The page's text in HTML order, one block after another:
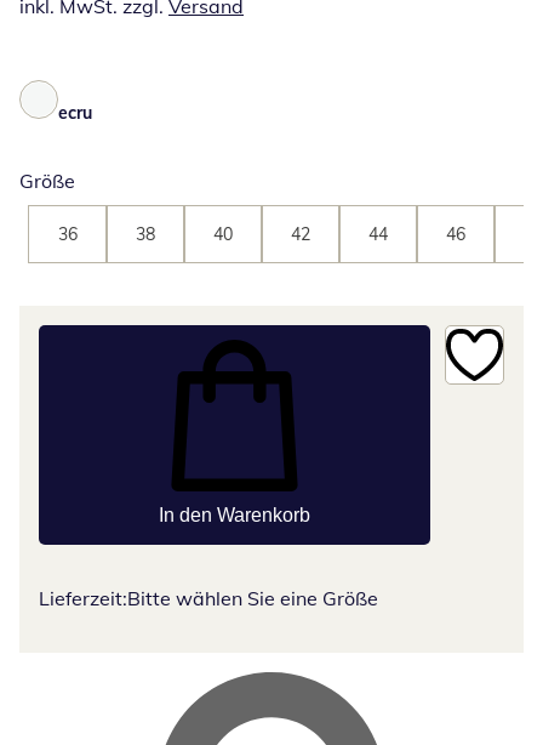
inkl. MwSt. zzgl. Versand
ecru
Größe
36 38 40 42 44 46
In den Warenkorb
Lieferzeit:Bitte wählen Sie eine Größe